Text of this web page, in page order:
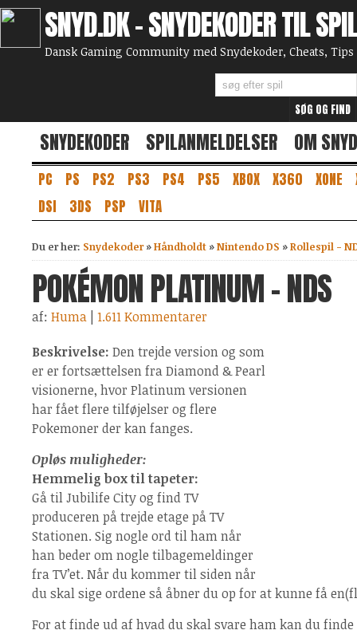
SNYD.DK - SNYDEKODER TIL SPIL
Dansk Gaming Community med Snydekoder, Cheats,
SNYDEKODER SPILANMELDELSER OM SNYD
PC PS PS2 PS3 PS4 PS5 XBOX X360 XONE
DSI
3DS PSP VITA
Du er her: Snydekoder»Håndholdt »Nintendo DS »Rollespil -
POKÉMON PLATINUM - NDS
af: Huma 1.611 Kommentarer
Beskrivelse: Den trejde version og som
er er fortsættelsen fra Diamond & Pearl
visionerne, hvor Platinum versionen
har fået flere tilføjelser og flere
Pokemoner der kan fanges.
Opløs muligheder:
Hemmelig box til tapeter:
Gå til Jubilife City og find TV
produceren på trejde etage på TV
Stationen. Sig nogle ord til ham når
han beder om nogle tilbagemeldinger
fra TV’et. Når du kommer til siden når
du skal sige ordene så åbner du op for at kunne få
For at finde ud af hvad du skal svare ham kan du